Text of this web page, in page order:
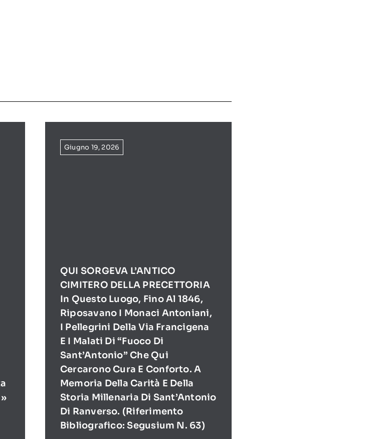
Giugno 19, 2026
QUI SORGEVA L’ANTICO
CIMITERO DELLA PRECETTORIA
In Questo Luogo, Fino Al 1846,
Riposavano I Monaci Antoniani,
I Pellegrini Della Via Francigena
E I Malati Di “Fuoco Di
Sant’Antonio” Che Qui
Cercarono Cura E Conforto. A
Memoria Della Carità E Della
Storia Millenaria Di Sant’Antonio
Di Ranverso. (Riferimento
Bibliografico: Segusium N. 63)